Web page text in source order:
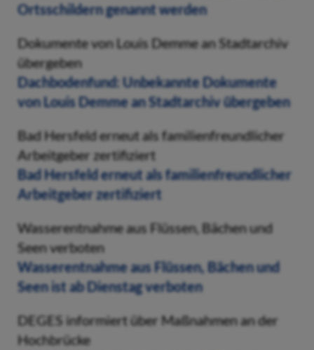
Ortsschildern genannt werden
Dokumente von Louis Demme an Stadtarchiv
übergeben
Dachbodenfund: Unbekannte Dokumente
von Louis Demme an Stadtarchiv übergeben
Bad Hersfeld erneut als familienfreundlicher
Arbeitgeber zertifiziert
Bad Hersfeld erneut als familienfreundlicher
Arbeitgeber zertifiziert
Wasserentnahme aus Flüssen, Bächen und
Seen verboten
Wasserentnahme aus Flüssen, Bächen und
Seen ist ab Dienstag verboten
DEGES informiert über Maßnahmen an der
Hochbrücke